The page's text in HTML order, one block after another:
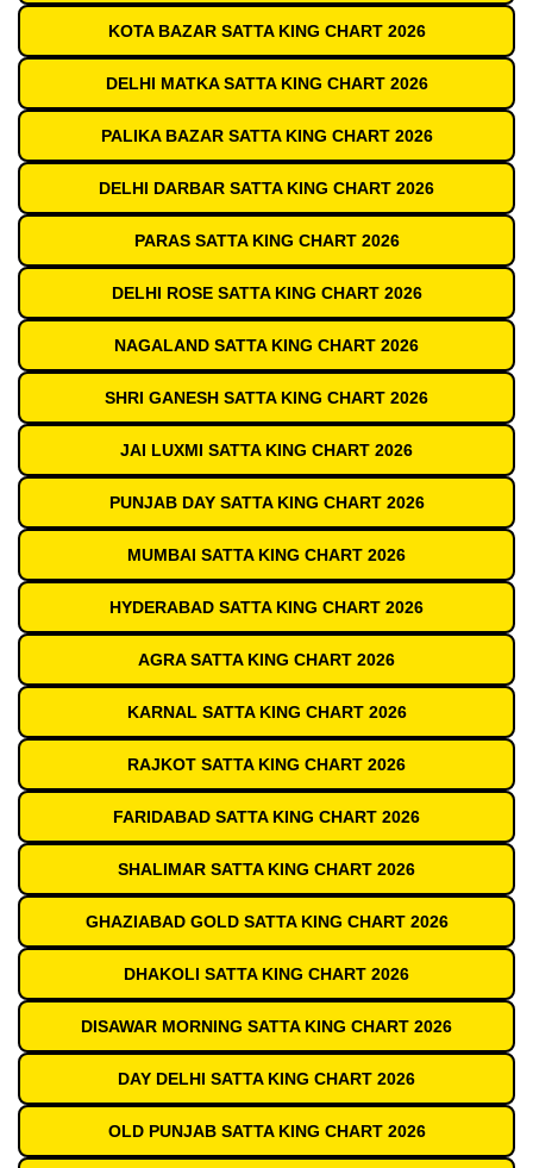
KOTA BAZAR SATTA KING CHART 2026
DELHI MATKA SATTA KING CHART 2026
PALIKA BAZAR SATTA KING CHART 2026
DELHI DARBAR SATTA KING CHART 2026
PARAS SATTA KING CHART 2026
DELHI ROSE SATTA KING CHART 2026
NAGALAND SATTA KING CHART 2026
SHRI GANESH SATTA KING CHART 2026
JAI LUXMI SATTA KING CHART 2026
PUNJAB DAY SATTA KING CHART 2026
MUMBAI SATTA KING CHART 2026
HYDERABAD SATTA KING CHART 2026
AGRA SATTA KING CHART 2026
KARNAL SATTA KING CHART 2026
RAJKOT SATTA KING CHART 2026
FARIDABAD SATTA KING CHART 2026
SHALIMAR SATTA KING CHART 2026
GHAZIABAD GOLD SATTA KING CHART 2026
DHAKOLI SATTA KING CHART 2026
DISAWAR MORNING SATTA KING CHART 2026
DAY DELHI SATTA KING CHART 2026
OLD PUNJAB SATTA KING CHART 2026